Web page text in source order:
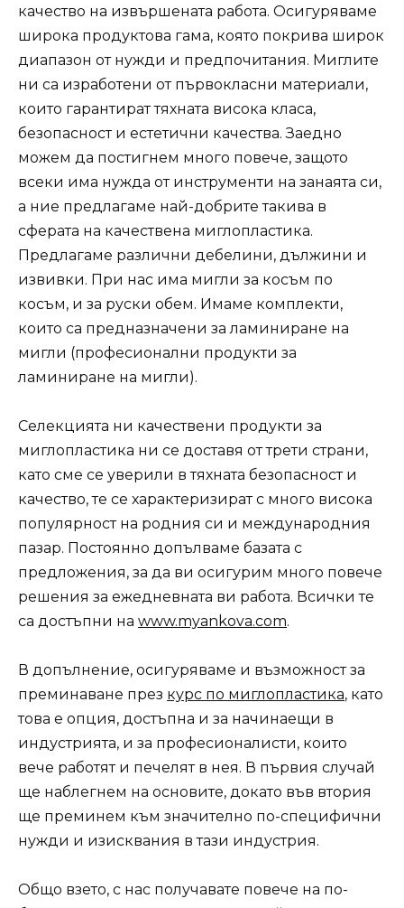
качество на извършената работа. Осигуряваме
широка продуктова гама, която покрива широк
диапазон от нужди и предпочитания. Миглите
ни са изработени от първокласни материали,
които гарантират тяхната висока класа,
безопасност и естетични качества. Заедно
можем да постигнем много повече, защото
всеки има нужда от инструменти на занаята си,
а ние предлагаме най-добрите такива в
сферата на качествена миглопластика.
Предлагаме различни дебелини, дължини и
извивки. При нас има мигли за косъм по
косъм, и за руски обем. Имаме комплекти,
които са предназначени за ламиниране на
мигли (професионални продукти за
ламиниране на мигли).
Селекцията ни качествени продукти за
миглопластика ни се доставя от трети страни,
като сме се уверили в тяхната безопасност и
качество, те се характеризират с много висока
популярност на родния си и международния
пазар. Постоянно допълваме базата с
предложения, за да ви осигурим много повече
решения за ежедневната ви работа. Всички те
са достъпни на www.myankova.com.
В допълнение, осигуряваме и възможност за
преминаване през курс по миглопластика, като
това е опция, достъпна и за начинаещи в
индустрията, и за професионалисти, които
вече работят и печелят в нея. В първия случай
ще наблегнем на основите, докато във втория
ще преминем към значително по-специфични
нужди и изисквания в тази индустрия.
Общо взето, с нас получавате повече на по-